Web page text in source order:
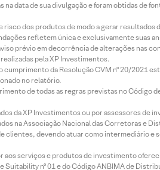
data de sua divulgação e foram obtidas de
dos produtos de modo a gerar resultados
refletem única e exclusivamente suas
prévio em decorrência de alterações nas
pela XP Investimentos.
da Resolução CVM nº 20/2021
no relatório.
de todas as regras previstas no Código
da XP Investimentos ou por assessores de
na Associação Nacional das Corretoras e
devendo atuar como intermediário
aos serviços e produtos de investimento
nº 01 e do Código ANBIMA de